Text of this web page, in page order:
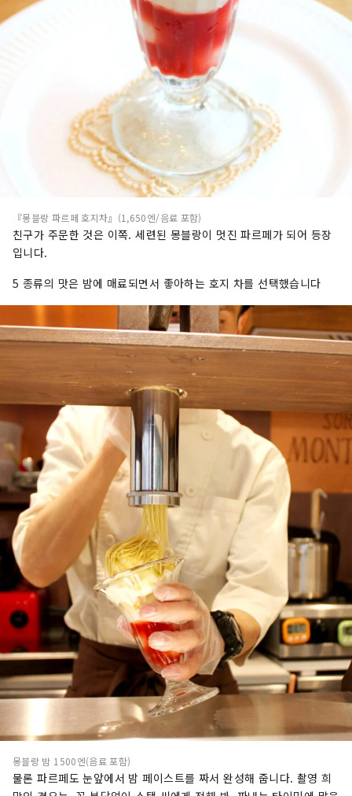
『몽블랑 파르페 호지차』(1,650엔/음료 포함)
친구가 주문한 것은 이쪽. 세련된 몽블랑이 멋진 파르페가 되어 등장
입니다.
5 종류의 맛은 밤에 매료되면서 좋아하는 호지 차를 선택했습니다
몽블랑 밤 1500엔(음료 포함)
물론 파르페도 눈앞에서 밤 페이스트를 짜서 완성해 줍니다. 촬영 희